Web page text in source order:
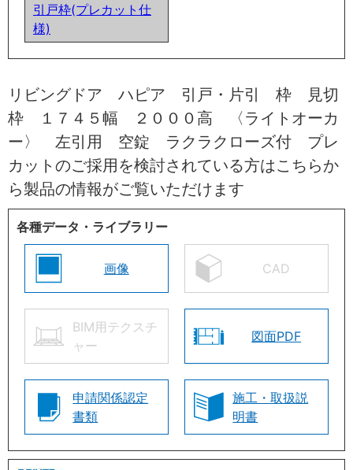
引戸枠(プレカット仕
様)
リビングドア ハピア 引戸・片引 枠 見切
枠 １７４５幅 ２０００高 〈ライトオーカ
ー〉 左引用 空錠 ラクラクローズ付 プレ
カットのご採用を検討されている方はこちらか
ら製品の情報がご覧いただけます
各種データ・ライブラリー
画像 CAD
BIM用テクスチ
ャー
図面PDF
申請関係認定
書類
施工・取扱説
明書